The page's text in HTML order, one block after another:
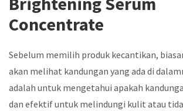
Concentrate
Sebelum memilih produk kecantikan,
akan melihat kandungan yang ada di
adalah untuk mengetahui apakah
dan efektif untuk melindungi kulit atau